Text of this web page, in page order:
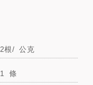
2根/ 公克
1 條
公克
1大匙